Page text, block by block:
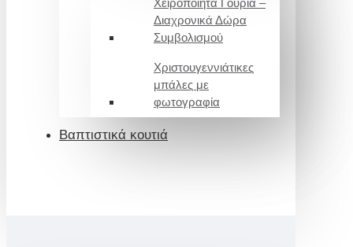
Χειροποίητα Γούρια –
Διαχρονικά Δώρα
Συμβολισμού
Χριστουγεννιάτικες
μπάλες με
φωτογραφία
Βαπτιστικά κουτιά